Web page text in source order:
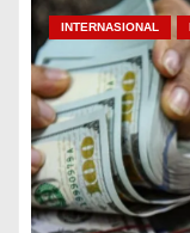
INTERNASIONAL